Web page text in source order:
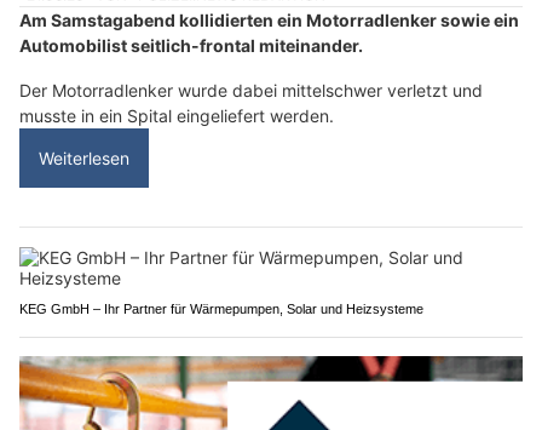
Am Samstagabend kollidierten ein Motorradlenker sowie ein
Automobilist seitlich-frontal miteinander.
Der Motorradlenker wurde dabei mittelschwer verletzt und
musste in ein Spital eingeliefert werden.
Weiterlesen
KEG GmbH – Ihr Partner für Wärmepumpen, Solar und Heizsysteme